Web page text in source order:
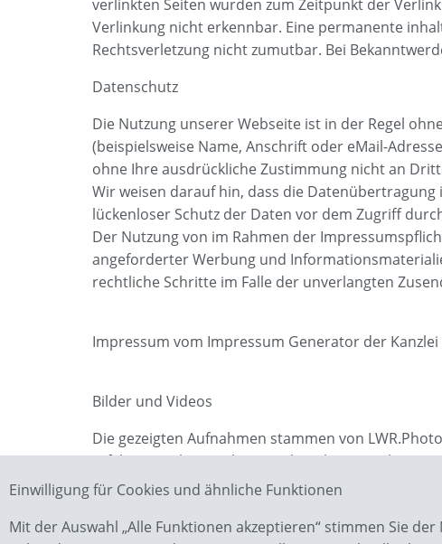
verlinkten Seiten wurden zum Zeitpunkt der
Verlinkung nicht erkennbar. Eine permanente
Rechtsverletzung nicht zumutbar. Bei
Datenschutz
Die Nutzung unserer Webseite ist in der Regel
(beispielsweise Name, Anschrift oder eMail-
ohne Ihre ausdrückliche Zustimmung nicht an
Wir weisen darauf hin, dass die
lückenloser Schutz der Daten vor dem Zugriff
Der Nutzung von im Rahmen der
angeforderter Werbung und
rechtliche Schritte im Falle der unverlangten
Impressum vom Impressum Generator der
Bilder und Videos
Die gezeigten Aufnahmen stammen von
Erfahren Sie hier mehr:www.lwr.photography
Einwilligung für Cookies und ähnliche Funktionen
Mit der Auswahl „Alle Funktionen akzeptieren“ stimmen Sie